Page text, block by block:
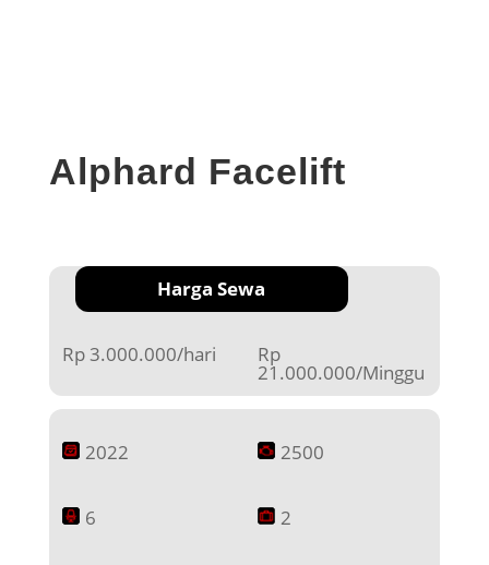
Alphard Facelift
Harga Sewa
Rp 3.000.000/hari Rp
21.000.000/Minggu
2022 2500
6 2